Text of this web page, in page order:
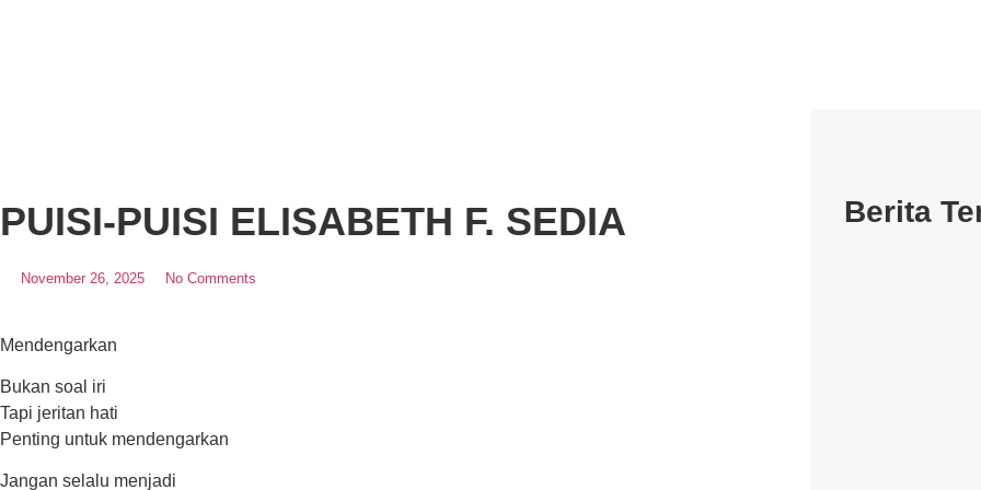
PUISI-PUISI ELISABETH F. SEDIA
November 26, 2025 No Comments
Mendengarkan
Bukan soal iri
Tapi jeritan hati
Penting untuk mendengarkan
Jangan selalu menjadi
Berita